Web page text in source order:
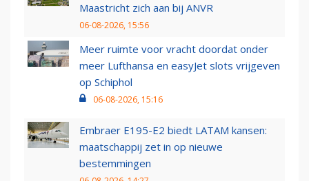
Maastricht zich aan bij ANVR
06-08-2026, 15:56
Meer ruimte voor vracht doordat onder
meer Lufthansa en easyJet slots vrijgeven
op Schiphol
06-08-2026, 15:16
Embraer E195-E2 biedt LATAM kansen:
maatschappij zet in op nieuwe
bestemmingen